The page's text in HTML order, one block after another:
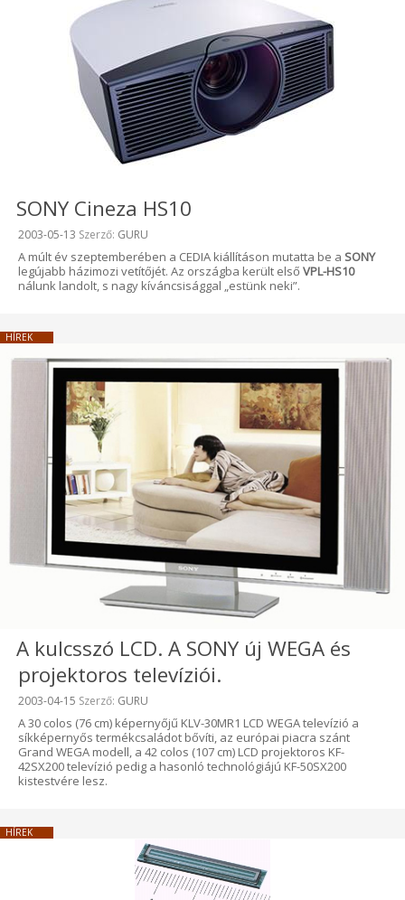
SONY Cineza HS10
Beküldve:
2003-05-13 Szerző: GURU
A múlt év szeptemberében a CEDIA kiállításon mutatta be a SONY
legújabb házimozi vetítőjét. Az országba került első VPL-HS10
nálunk landolt, s nagy kíváncsisággal „estünk neki”.
HÍREK
A kulcsszó LCD. A SONY új WEGA és
projektoros televíziói.
Beküldve:
2003-04-15 Szerző: GURU
A 30 colos (76 cm) képernyőjű KLV-30MR1 LCD WEGA televízió a
síkképernyős termékcsaládot bővíti, az európai piacra szánt
Grand WEGA modell, a 42 colos (107 cm) LCD projektoros KF-
42SX200 televízió pedig a hasonló technológiájú KF-50SX200
kistestvére lesz.
HÍREK